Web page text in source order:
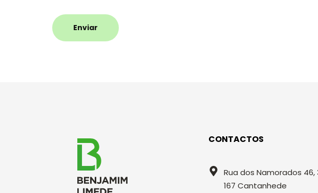
Enviar
CONTACTOS
Rua dos Namorados 46,
167 Cantanhede